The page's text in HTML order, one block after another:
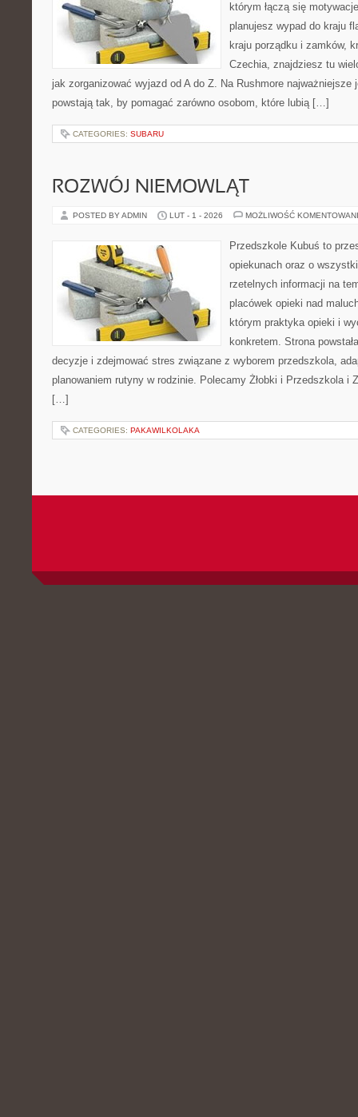
którym łączą się
planujesz wypad do kraju
kraju porządku i zamków,
Czechia, znajdziesz tu
jak zorganizować wyjazd od A do Z. Na Rushmore
powstają tak, by pomagać zarówno osobom, które lubią […]
CATEGORIES: SUBARU
ROZWÓJ NIEMOWLĄT
POSTED BY ADMIN LUT - 1 - 2026 MOŻLIWOŚĆ
Przedszkole Kubuś to
opiekunach oraz o
rzetelnych informacji na
placówek opieki nad
którym praktyka opieki i
konkretem. Strona
decyzje i zdejmować stres związane z wyborem przedszkola,
planowaniem rutyny w rodzinie. Polecamy Żłobki i Przedszkola i
[…]
CATEGORIES: PAKAWILKOLAKA